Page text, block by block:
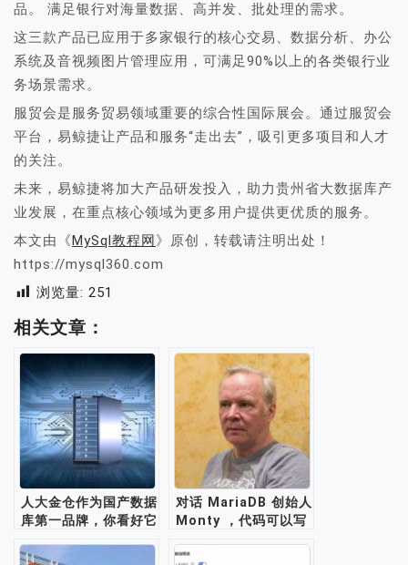
品。 满足银行对海量数据、高并发、批处理的需求。
这三款产品已应用于多家银行的核心交易、数据分析、办公
系统及音视频图片管理应用，可满足90%以上的各类银行业
务场景需求。
服贸会是服务贸易领域重要的综合性国际展会。通过服贸会
平台，易鲸捷让产品和服务“走出去”，吸引更多项目和人才
的关注。
未来，易鲸捷将加大产品研发投入，助力贵州省大数据库产
业发展，在重点核心领域为更多用户提供更优质的服务。
本文由《MySql教程网》原创，转载请注明出处！
https://mysql360.com
浏览量: 251
相关文章：
人大金仓作为国产数据
库第一品牌，你看好它
对话 MariaDB 创始人
Monty ，代码可以写